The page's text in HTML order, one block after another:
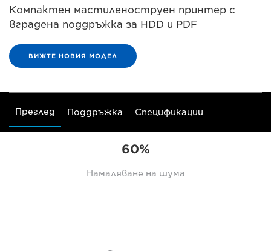
Компактен мастиленоструен принтер с
вградена поддръжка за HDD и PDF
ВИЖТЕ НОВИЯ МОДЕЛ
Преглед Поддръжка Спецификации
60%
Намаляване на шума